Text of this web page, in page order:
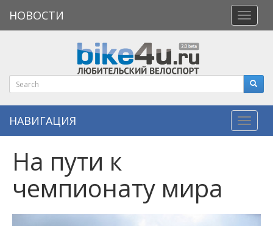
меню
НОВОСТИ
НАВИГАЦИЯ
На пути к
чемпионату мира